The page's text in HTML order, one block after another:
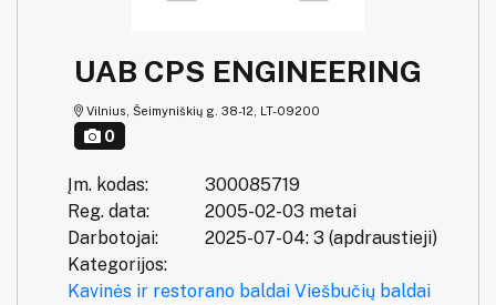
UAB CPS ENGINEERING
Vilnius, Šeimyniškių g. 38-12, LT-09200
0
Įm. kodas:
300085719
Reg. data:
2005-02-03 metai
Darbotojai:
2025-07-04: 3 (apdraustieji)
Kategorijos:
Kavinės ir restorano baldai Viešbučių baldai